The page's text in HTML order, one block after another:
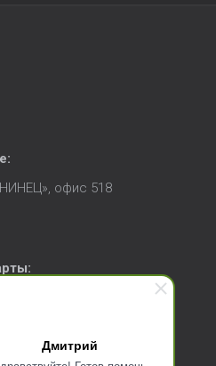
Дмитрий
:
офис 518